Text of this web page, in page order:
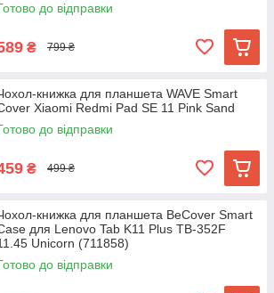
до відправки
₴ 799 ₴
книжка для планшета WAVE Smart
Xiaomi Redmi Pad SE 11 Pink Sand
до відправки
₴ 499 ₴
книжка для планшета BeCover Smart
для Lenovo Tab K11 Plus TB-352F
Unicorn (711858)
до відправки